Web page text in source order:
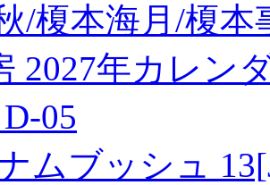
/榎本海月/榎本
2027年カレン
05
ムブッシュ